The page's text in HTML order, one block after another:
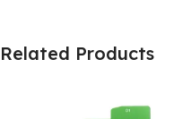
Related Products